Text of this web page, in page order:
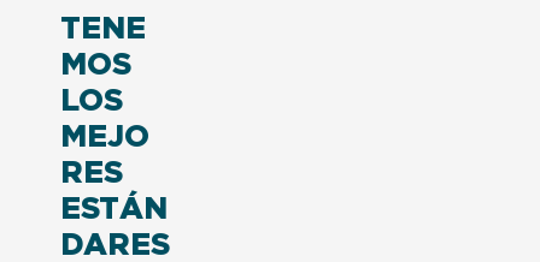
TENE
MOS
LOS
MEJO
RES
ESTÁN
DARES